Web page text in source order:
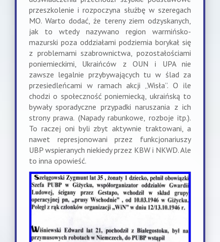
przeszkolenie i rozpoczyna służbę w szeregach
MO. Warto dodać, że tereny ziem odzyskanych,
jak to wtedy nazywano region warmińsko-
mazurski poza oddziałami podziemia borykał się
z problemami szabrownictwa, pozostałościami
poniemieckimi, Ukraińców z OUN i UPA nie
zawsze legalnie przybywających tu w ślad za
przesiedleńcami w ramach akcji „Wisła”. O ile
chodzi o społeczność poniemiecką, ukraińską to
bywały sporadyczne przypadki naruszania z ich
strony prawa. (Napady rabunkowe, rozboje itp.).
To raczej oni byli zbyt aktywnie traktowani, a
nawet represjonowani przez funkcjonariuszy
UBP wspieranych niekiedy przez KBW i NKWD. Ale
to inna opowieść.